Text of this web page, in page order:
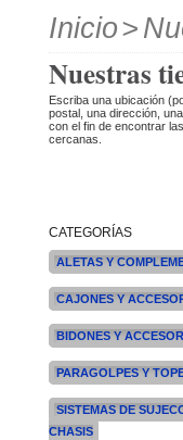
Inicio>
Nuestras
Escriba una ubicación
postal, una dirección,
con el fin de encontrar
cercanas.
CATEGORÍAS
ALETAS Y
CAJONES Y
BIDONES Y
PARAGOLPES Y
SISTEMAS DE
CHASIS